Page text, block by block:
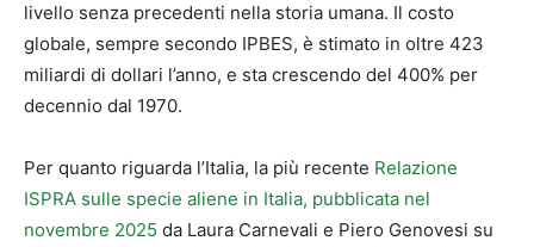
livello senza precedenti nella storia umana. Il costo
globale, sempre secondo IPBES, è stimato in oltre 423
miliardi di dollari l’anno, e sta crescendo del 400% per
decennio dal 1970.
Per quanto riguarda l’Italia, la più recente Relazione
ISPRA sulle specie aliene in Italia, pubblicata nel
novembre 2025 da Laura Carnevali e Piero Genovesi su